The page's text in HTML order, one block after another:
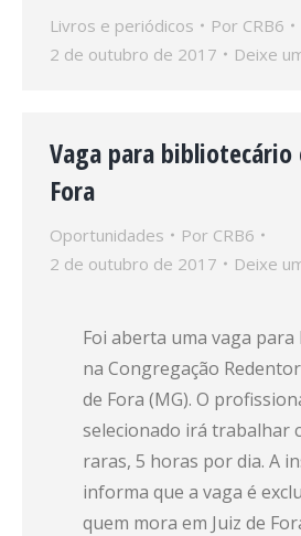
Livros e periódicos Por CRB6
2 de outubro de 2017
Deixe
Vaga para bibliotecário
Fora
Oportunidades Por CRB6
2 de outubro de 2017
Deixe
Foi aberta uma vaga
na Congregação
de Fora (MG). O
selecionado irá trabalhar
raras, 5 horas por dia. A
informa que a vaga é
quem mora em Juiz de